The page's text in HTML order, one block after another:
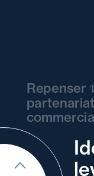
Repenser